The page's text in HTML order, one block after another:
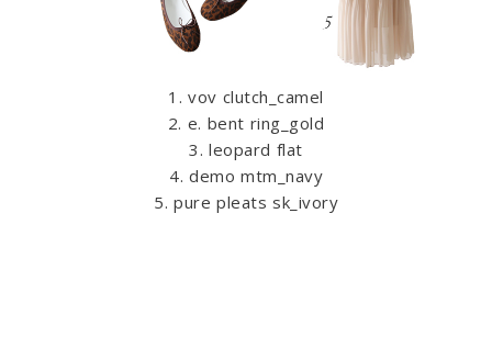
1. vov clutch_camel
2. e. bent ring_gold
3. leopard flat
4. demo mtm_navy
5. pure pleats sk_ivory